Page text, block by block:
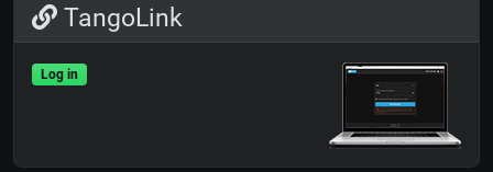
TangoLink
Log in